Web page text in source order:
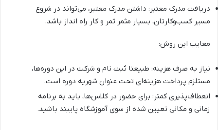
دریافت مدرک معتبر: داشتن مدرک معتبر، می‌تواند در شروع
مسیر کسب‌وکارتان، بسیار مثمر ثمر و کار راه انداز باشد.
معایب این روش:
نیاز به صرف هزینه: طبیعتا ثبت نام و شرکت در این دوره‌ها،
مستلزم پرداخت هزینه‌ای تحت عنوان شهریه دوره است.
انعطاف‌پذیری کمتر: برای حضور در کلاس‌ها، باید به برنامه
زمانی و مکانی تعیین شده از سوی آموزشگاه پایبند باشید.